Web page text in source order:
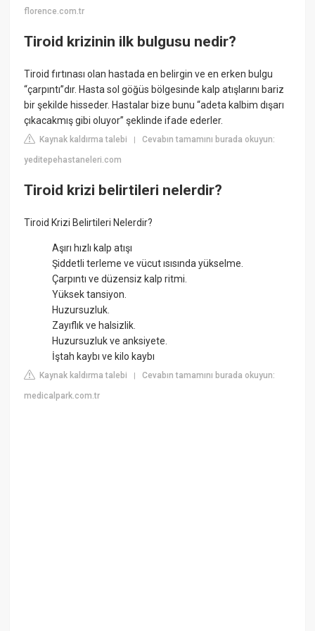
florence.com.tr
Tiroid krizinin ilk bulgusu nedir?
Tiroid fırtınası olan hastada en belirgin ve en erken bulgu
“çarpıntı”dır. Hasta sol göğüs bölgesinde kalp atışlarını bariz
bir şekilde hisseder. Hastalar bize bunu “adeta kalbim dışarı
çıkacakmış gibi oluyor” şeklinde ifade ederler.
Kaynak kaldırma talebi |Cevabın tamamını burada okuyun:
yeditepehastaneleri.com
Tiroid krizi belirtileri nelerdir?
Tiroid Krizi Belirtileri Nelerdir?
Aşırı hızlı kalp atışı
Şiddetli terleme ve vücut ısısında yükselme.
Çarpıntı ve düzensiz kalp ritmi.
Yüksek tansiyon.
Huzursuzluk.
Zayıflık ve halsizlik.
Huzursuzluk ve anksiyete.
İştah kaybı ve kilo kaybı
Kaynak kaldırma talebi |Cevabın tamamını burada okuyun:
medicalpark.com.tr